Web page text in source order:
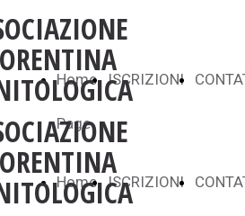
Home
Page
ISCRIZIONI
Home ISCRIZIONI